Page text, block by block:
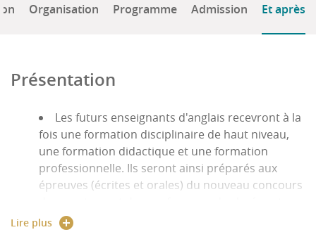
Organisation Programme Admission Et après
Présentation
Les futurs enseignants d'anglais recevront à la
fois une formation disciplinaire de haut niveau,
une formation didactique et une formation
professionnelle. Ils seront ainsi préparés aux
épreuves (écrites et orales) du nouveau concours
collèges, et aux tâches et situations qu'ils auront
à assumer dans leur métier.
Lire plus